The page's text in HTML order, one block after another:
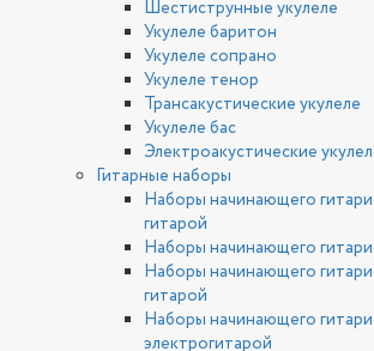
Шестиструнные укулеле
Укулеле баритон
Укулеле сопрано
Укулеле тенор
Трансакустические укулеле
Укулеле бас
Электроакустические
Гитарные наборы
Наборы начинающего
гитарой
Наборы начинающего
Наборы начинающего
гитарой
Наборы начинающего
электрогитарой